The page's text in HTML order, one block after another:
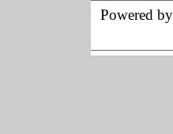
Powered